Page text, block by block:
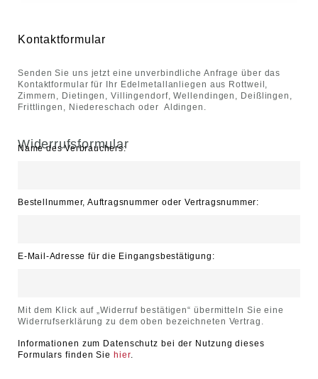
Kontaktformular
Senden Sie uns jetzt eine unverbindliche Anfrage über das
Kontaktformular für Ihr Edelmetallanliegen aus Rottweil,
Zimmern, Dietingen, Villingendorf, Wellendingen, Deißlingen,
Frittlingen, Niedereschach oder Aldingen.
Widerrufsformular
Name des Verbrauchers:
Bestellnummer, Auftragsnummer oder Vertragsnummer:
E-Mail-Adresse für die Eingangsbestätigung:
Mit dem Klick auf „Widerruf bestätigen“ übermitteln Sie eine
Widerrufserklärung zu dem oben bezeichneten Vertrag.
Informationen zum Datenschutz bei der Nutzung dieses
Formulars finden Sie hier.